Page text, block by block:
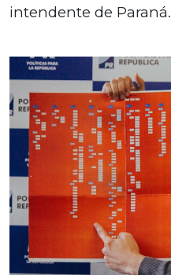
intendente de Paraná.